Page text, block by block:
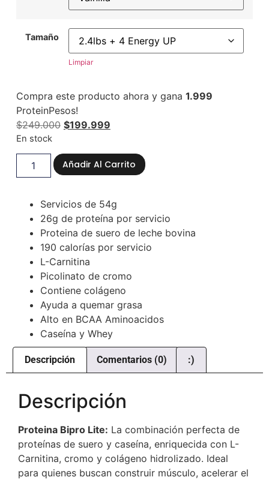
Tamaño
Limpiar
Compra este producto ahora y gana 1.999
ProteinPesos!
$249.000 $199.999
En stock
Añadir Al Carrito
Servicios de 54g
26g de proteína por servicio
Proteina de suero de leche bovina
190 calorías por servicio
L-Carnitina
Picolinato de cromo
Contiene colágeno
Ayuda a quemar grasa
Alto en BCAA Aminoacidos
Caseína y Whey
Descripción Comentarios (0) :)
Descripción
Proteina Bipro Lite: La combinación perfecta de
proteínas de suero y caseína, enriquecida con L-
Carnitina, cromo y colágeno hidrolizado. Ideal
para quienes buscan construir músculo, acelerar el